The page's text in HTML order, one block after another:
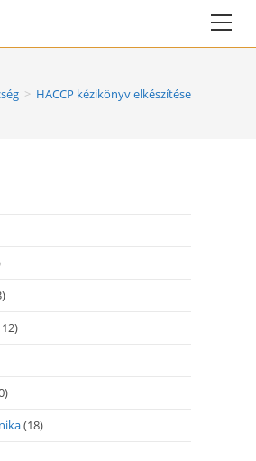
> HACCP kézikönyv elkészítése
(18)